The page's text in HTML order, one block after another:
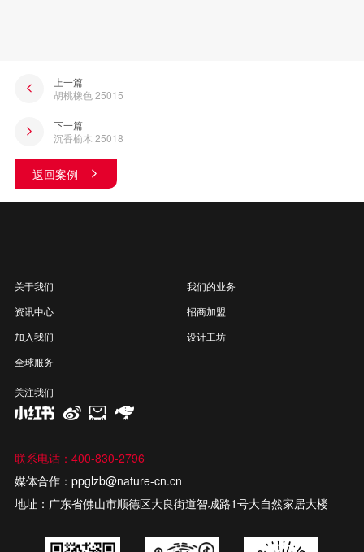
上一篇
胡桃橡色 25015
返回案例
下一篇
沉香榆木 25018
关于我们
我们的业务
资讯中心
招商加盟
加入我们
设计工坊
全球服务
关注我们
联系电话：400-830-2796
媒体合作：ppglzb@nature-cn.cn
地址：广东省佛山市顺德区大良街道智城路1号大自然家居大楼